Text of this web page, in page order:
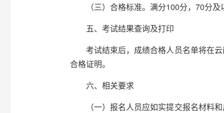
（三）合格标准。满分100分，70分
五、考试结果查询及打印
考试结束后，成绩合格人员名单将在
合格证明。
六、相关要求
（一）报名人员应如实提交报名材料